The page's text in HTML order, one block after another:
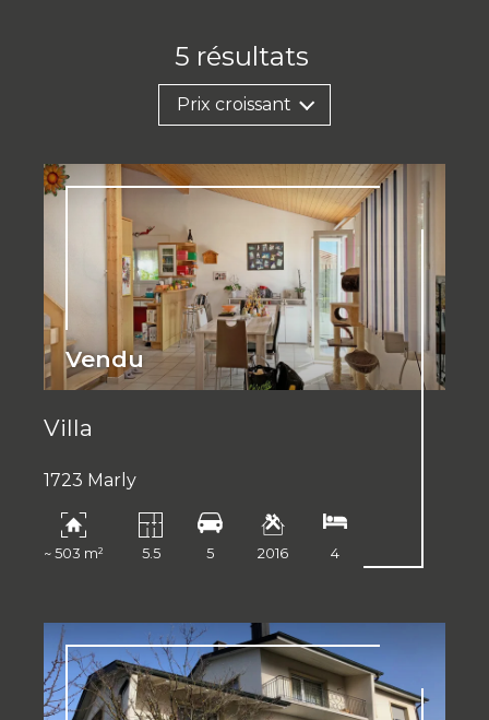
5 résultats
Prix croissant
Vendu
Villa
1723 Marly
~ 503 m² 5.5 5 2016 4